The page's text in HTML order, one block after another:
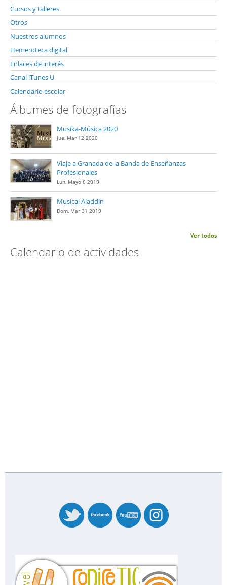
Cursos y talleres
Otros
Nuestros alumnos
Hemeroteca digital
Enlaces de interés
Canal iTunes U
Calendario escolar
Álbumes de fotografías
Musika-Música 2020
Jue, Mar 12 2020
Viaje a Granada de la Banda de Enseñanzas
Profesionales
Lun, Mayo 6 2019
Musical Aladdin
Dom, Mar 31 2019
Ver todos
Calendario de actividades
banner_codicetic_nivel_4_20227358.png